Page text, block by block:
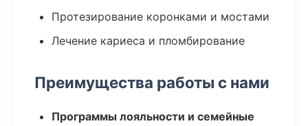
Протезирование коронками и мостами
Лечение кариеса и пломбирование
Преимущества работы с нами
Программы лояльности и семейные